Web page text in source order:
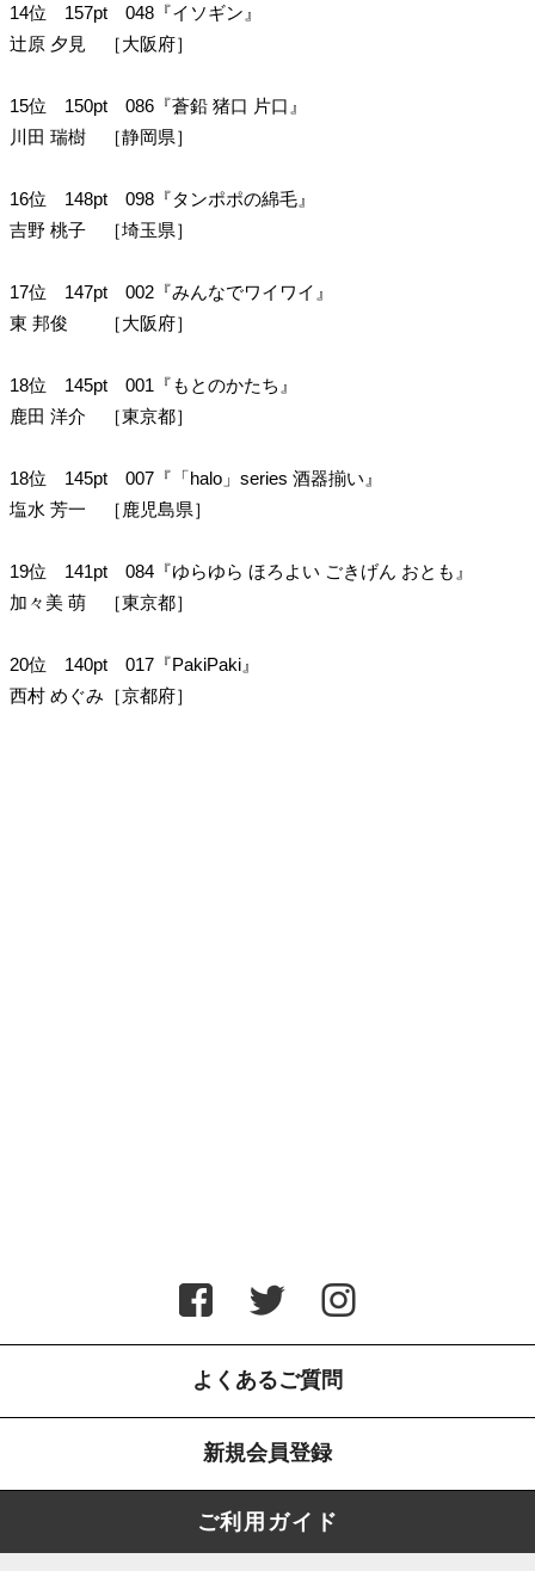
14位 157pt 048『イソギン』
辻原 夕見 ［大阪府］
15位 150pt 086『蒼鉛 猪口 片口』
川田 瑞樹 ［静岡県］
16位 148pt 098『タンポポの綿毛』
吉野 桃子 ［埼玉県］
17位 147pt 002『みんなでワイワイ』
東 邦俊 ［大阪府］
18位 145pt 001『もとのかたち』
鹿田 洋介 ［東京都］
18位 145pt 007『「halo」series 酒器揃い』
塩水 芳一 ［鹿児島県］
19位 141pt 084『ゆらゆら ほろよい ごきげん おとも』
加々美 萌 ［東京都］
20位 140pt 017『PakiPaki』
西村 めぐみ［京都府］
よくあるご質問
新規会員登録
ご利用ガイド